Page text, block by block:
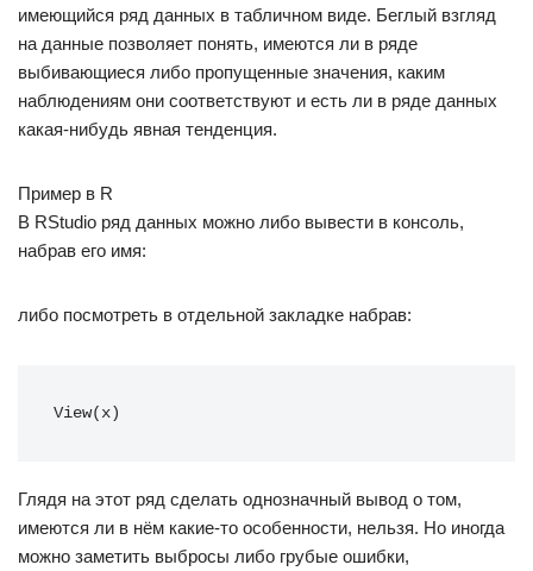
имеющийся ряд данных в табличном виде. Беглый взгляд
на данные позволяет понять, имеются ли в ряде
выбивающиеся либо пропущенные значения, каким
наблюдениям они соответствуют и есть ли в ряде данных
какая-нибудь явная тенденция.
Пример в R
В RStudio ряд данных можно либо вывести в консоль,
набрав его имя:
либо посмотреть в отдельной закладке набрав:
View(x)
Глядя на этот ряд сделать однозначный вывод о том,
имеются ли в нём какие-то особенности, нельзя. Но иногда
можно заметить выбросы либо грубые ошибки,